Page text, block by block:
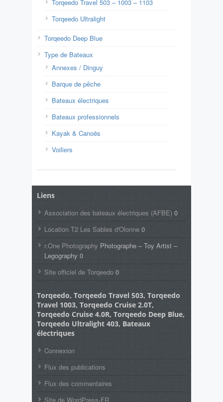
Torqeedo Travel 503 – 1003 – 1103
Torqeedo Ultralight
Torqeedo Deep Blue
Type de Bateaux
Annexes / Dinguy
Barque de pêche
Bateaux électriques
Bateaux professionnels
Kayak & Canoës
Voiliers
Liens
Association des bateaux électriques (AFBE) 0
Location T2 Les Sables d'Olonne 0
r.One Photography Photographe – Toy Artist –
Legography 0
Site officiel de Torqeedo 0
Torqeedo, Torqeedo Travel 503, Torqeedo
Travel 1003, Torqeedo Cruise 2.0T,
Torqeedo Cruise 4.0R, Torqeedo Deep Blue,
Torqeedo Ultralight 403, Bateaux
électriques
Connexion
Flux des publications
Flux des commentaires
Site de WordPress-FR